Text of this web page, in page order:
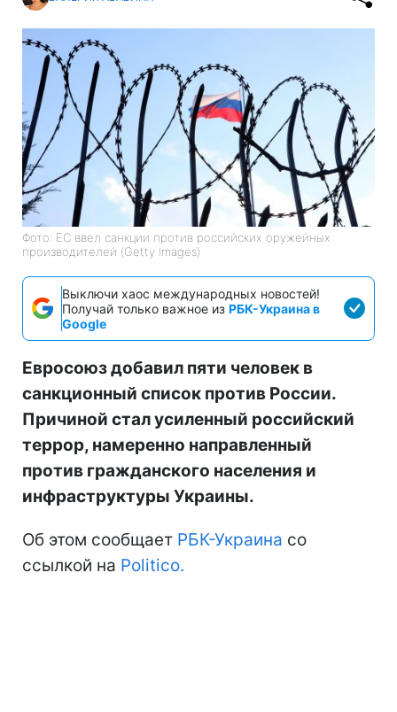
Фото: ЕС ввел санкции против российских оружейных
производителей (Getty Images)
Выключи хаос международных новостей!
Получай только важное из РБК-Украина в
Google
Евросоюз добавил пяти человек в
санкционный список против России.
Причиной стал усиленный российский
террор, намеренно направленный
против гражданского населения и
инфраструктуры Украины.
Об этом сообщает РБК-Украина со
ссылкой на Politico.